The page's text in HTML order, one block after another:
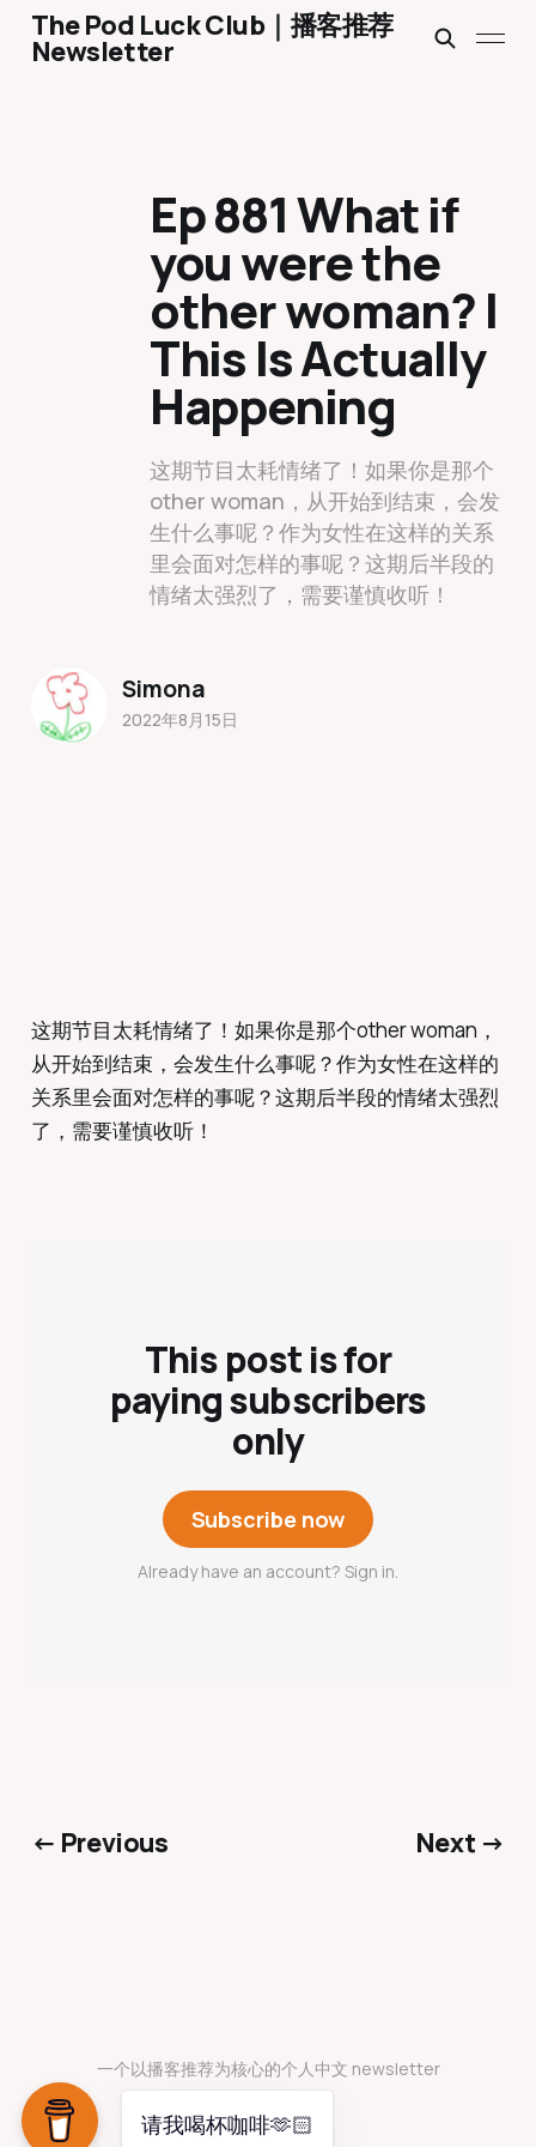
The Pod Luck Club｜播客推荐
Newsletter
这期节目太耗情绪了！如果你是那个other woman，
从开始到结束，会发生什么事呢？作为女性在这样的
关系里会面对怎样的事呢？这期后半段的情绪太强烈
了，需要谨慎收听！
This post is for
paying subscribers
only
Subscribe now
Already have an account? Sign in.
Ep 881 What if
you were the
other woman? |
This Is Actually
Happening
这期节目太耗情绪了！如果你是那个
other woman，从开始到结束，会发
生什么事呢？作为女性在这样的关系
里会面对怎样的事呢？这期后半段的
情绪太强烈了，需要谨慎收听！
Simona
2022年8月15日
← Previous Next →
一个以播客推荐为核心的个人中文 newsletter
请我喝杯咖啡🫶🏻